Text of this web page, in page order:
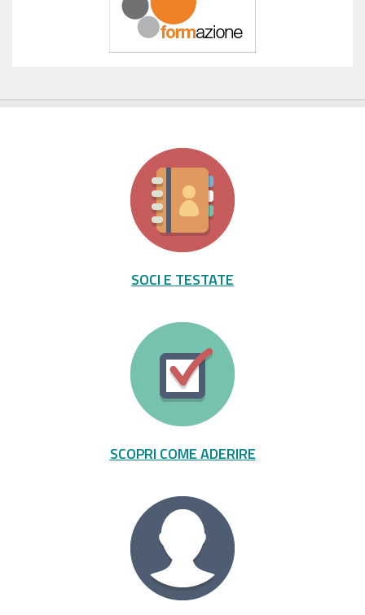
SOCI E TESTATE
SCOPRI COME ADERIRE